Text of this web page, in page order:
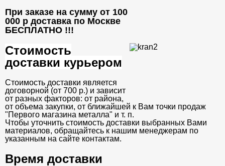
При заказе на сумму от 100
000 р доставка по Москве
БЕСПЛАТНО !!!
Стоимость
доставки курьером
Стоимость доставки является
договорной (от 700 р.) и зависит
от разных факторов: от района,
от объема закупки, от ближайшей к Вам точки продаж
"Первого магазина металла" и т. п.
Чтобы уточнить стоимость доставки выбранных Вами
материалов, обращайтесь к нашим менеджерам по
указанным на сайте контактам.
Время доставки